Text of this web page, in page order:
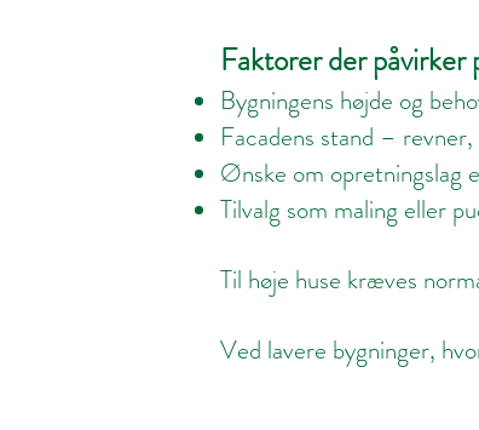
Faktorer der påvirker
Bygningens højde og
Facadens stand –
Ønske om opretningslag
Tilvalg som maling eller
Til høje huse kræves
Ved lavere bygninger,